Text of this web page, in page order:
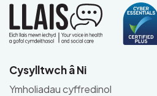
Cysylltwch â Ni
Ymholiadau cyffredinol